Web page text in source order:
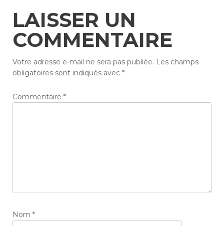
LAISSER UN
COMMENTAIRE
Votre adresse e-mail ne sera pas publiée. Les champs
obligatoires sont indiqués avec *
Commentaire *
Nom *